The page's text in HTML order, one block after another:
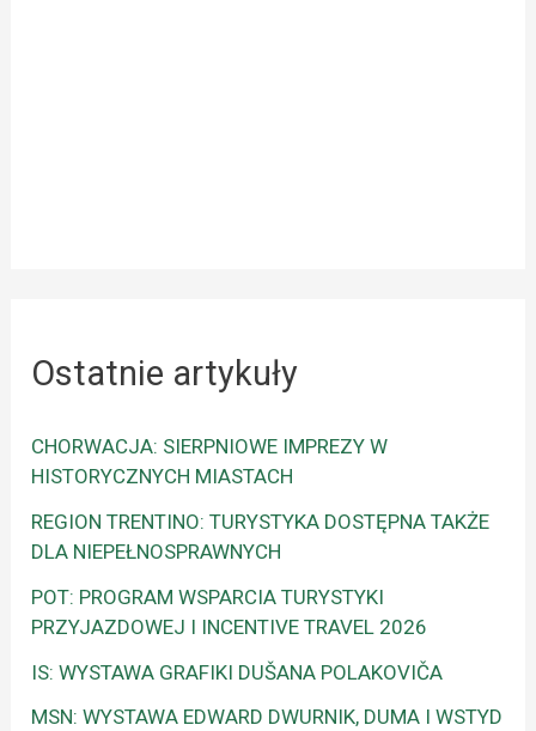
Ostatnie artykuły
CHORWACJA: SIERPNIOWE IMPREZY W
HISTORYCZNYCH MIASTACH
REGION TRENTINO: TURYSTYKA DOSTĘPNA TAKŻE
DLA NIEPEŁNOSPRAWNYCH
POT: PROGRAM WSPARCIA TURYSTYKI
PRZYJAZDOWEJ I INCENTIVE TRAVEL 2026
IS: WYSTAWA GRAFIKI DUŠANA POLAKOVIČA
MSN: WYSTAWA EDWARD DWURNIK, DUMA I WSTYD